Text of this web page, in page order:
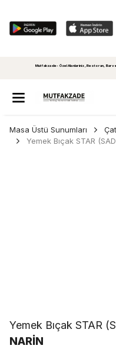
Mutfakzade - Özel Alanlariniz, Restoran, Bar
Masa Üstü Sunumları
Yemek Bıçak STAR
Yemek Bıçak STAR
NARİN